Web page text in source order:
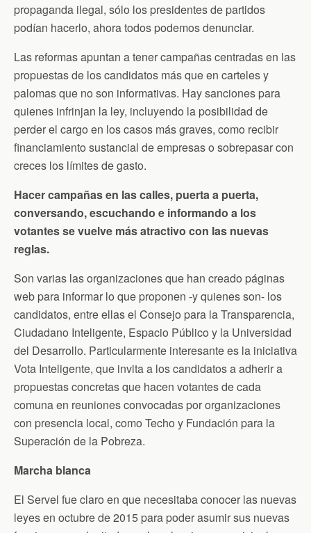
propaganda ilegal, sólo los presidentes de partidos
podían hacerlo, ahora todos podemos denunciar.
Las reformas apuntan a tener campañas centradas en las
propuestas de los candidatos más que en carteles y
palomas que no son informativas. Hay sanciones para
quienes infrinjan la ley, incluyendo la posibilidad de
perder el cargo en los casos más graves, como recibir
financiamiento sustancial de empresas o sobrepasar con
creces los límites de gasto.
Hacer campañas en las calles, puerta a puerta,
conversando, escuchando e informando a los
votantes se vuelve más atractivo con las nuevas
reglas.
Son varias las organizaciones que han creado páginas
web para informar lo que proponen -y quienes son- los
candidatos, entre ellas el Consejo para la Transparencia,
Ciudadano Inteligente, Espacio Público y la Universidad
del Desarrollo. Particularmente interesante es la iniciativa
Vota Inteligente, que invita a los candidatos a adherir a
propuestas concretas que hacen votantes de cada
comuna en reuniones convocadas por organizaciones
con presencia local, como Techo y Fundación para la
Superación de la Pobreza.
Marcha blanca
El Servel fue claro en que necesitaba conocer las nuevas
leyes en octubre de 2015 para poder asumir sus nuevas